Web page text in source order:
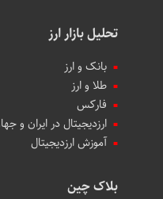
تحلیل بازار ارز
بانک و ارز
طلا و ارز
فارکس
ارزدیجیتال در ایران و
آموزش ارزدیجیتال
بلاک چین